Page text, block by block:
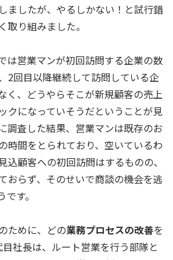
ましたが、やるしかない！と試行錯
取り組みました。
は営業マンが初回訪問する企業の数
2回目以降継続して訪問している企
く、どうやらそこが新規顧客の売上
クになっていそうだということが見
調査した結果、営業マンは既存のお
時間をとられており、空いているわ
込顧客への初回訪問はするものの、
おらず、そのせいで商談の機会を逃
す。
ために、どの業務プロセスの改善を
社長は、ルート営業を行う部隊と